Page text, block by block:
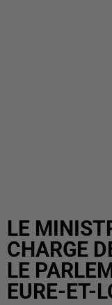
LE
CHARGE
LE
EURE-ET-